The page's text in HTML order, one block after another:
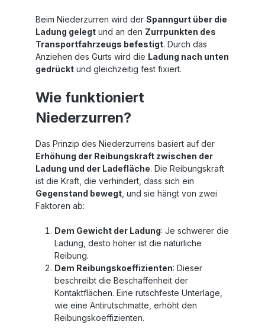
Beim Niederzurren wird der Spanngurt über die
Ladung gelegt und an den Zurrpunkten des
Transportfahrzeugs befestigt. Durch das
Anziehen des Gurts wird die Ladung nach unten
gedrückt und gleichzeitig fest fixiert.
Wie funktioniert
Niederzurren?
Das Prinzip des Niederzurrens basiert auf der
Erhöhung der Reibungskraft zwischen der
Ladung und der Ladefläche. Die Reibungskraft
ist die Kraft, die verhindert, dass sich ein
Gegenstand bewegt , und sie hängt von zwei
Faktoren ab:
Dem Gewicht der Ladung: Je schwerer die
Ladung, desto höher ist die natürliche
Reibung.
Dem Reibungskoeffizienten: Dieser
beschreibt die Beschaffenheit der
Kontaktflächen. Eine rutschfeste Unterlage,
wie eine Antirutschmatte, erhöht den
Reibungskoeffizienten.